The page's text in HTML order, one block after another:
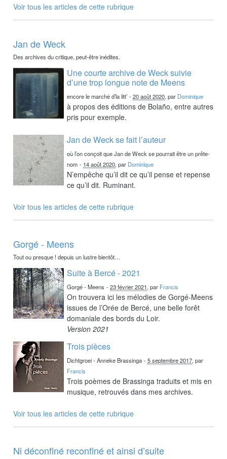
Voir tous les articles de cette rubrique
Jan de Weck
Des archives du critique, peut-être inédites.
Une courte archive de Weck suivie
d’une trop longue note de Meens
encore le marché d’la litt’ -20 août 2020, par Dominique
à propos des éditions de Bolaño, entre autres
pris pour exemple.
Jan de Weck se fait l’auteur
où l’on conçoit que Jan de Weck se pourrait être un prête-
nom - 14 août 2020, par Dominique
N’empêche qu’il dit ce qu’il pense et repense
ce qu’il dit. Ruminant.
Voir tous les articles de cette rubrique
Gorgé - Meens
Tout ou presque ! depuis un lustre bientôt…
Suite à Bercé - 2021
Gorgé - Meens -23 février 2021, par Francis
On trouvera ici les mélodies de Gorgé-Meens
issues de l’Orée de Bercé, une belle forêt
domaniale des bords du Loir.
Version 2021
Trois pièces
Dichtgroei - Anneke Brassinga -5 septembre 2017, par
Francis
Trois poèmes de Brassinga traduits et mis en
musique, retrouvés dans mes archives.
Voir tous les articles de cette rubrique
Ni déconfiné reconfiné et ainsi d’suite